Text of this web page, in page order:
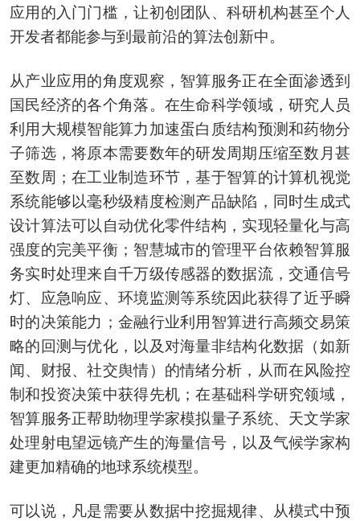
应用的入门门槛，让初创团队、科研机构甚至个人
开发者都能参与到最前沿的算法创新中。
从产业应用的角度观察，智算服务正在全面渗透到
国民经济的各个角落。在生命科学领域，研究人员
利用大规模智能算力加速蛋白质结构预测和药物分
子筛选，将原本需要数年的研发周期压缩至数月甚
至数周；在工业制造环节，基于智算的计算机视觉
系统能够以毫秒级精度检测产品缺陷，同时生成式
设计算法可以自动优化零件结构，实现轻量化与高
强度的完美平衡；智慧城市的管理平台依赖智算服
务实时处理来自千万级传感器的数据流，交通信号
灯、应急响应、环境监测等系统因此获得了近乎瞬
时的决策能力；金融行业利用智算进行高频交易策
略的回测与优化，以及对海量非结构化数据（如新
闻、财报、社交舆情）的情绪分析，从而在风险控
制和投资决策中获得先机；在基础科学研究领域，
智算服务正帮助物理学家模拟量子系统、天文学家
处理射电望远镜产生的海量信号，以及气候学家构
建更加精确的地球系统模型。
可以说，凡是需要从数据中挖掘规律、从模式中预